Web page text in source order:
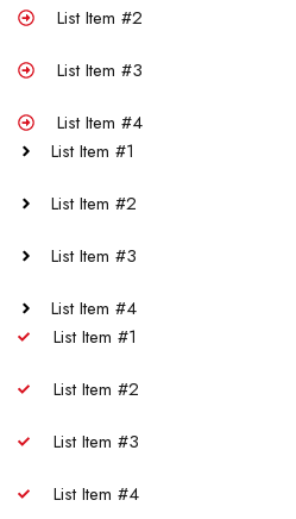
List Item #2
List Item #3
List Item #4
List Item #1
List Item #2
List Item #3
List Item #4
List Item #1
List Item #2
List Item #3
List Item #4